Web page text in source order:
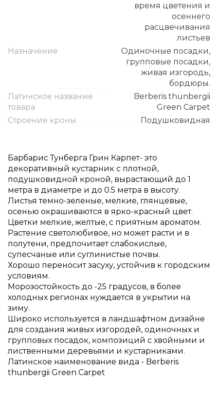
время цветения и
осеннего
расцвечивания
листьев
Назначение
Одиночные посадки,
групповые посадки,
живая изгородь,
бордюры.
Латинское название
товара
Berberis thunbergii
Green Carpet
Строение кроны
Подушковидная
Барбарис Тунберга Грин Карпет- это
декоративный кустарник с плотной,
подушковидной кроной, вырастающий до 1
метра в диаметре и до 0.5 метра в высоту.
Листья темно-зеленые, мелкие, глянцевые,
осенью окрашиваются в ярко-красный цвет.
Цветки мелкие, желтые, с приятным ароматом.
Растение светолюбивое, но может расти и в
полутени, предпочитает слабокислые,
супесчаные или суглинистые почвы.
Хорошо переносит засуху, устойчив к городским
условиям.
Морозостойкость до -25 градусов, в более
холодных регионах нуждается в укрытии на
зиму.
Широко используется в ландшафтном дизайне
для создания живых изгородей, одиночных и
групповых посадок, композиций с хвойными и
лиственными деревьями и кустарниками.
Латинское наименование вида - Berberis
thunbergii Green Carpet